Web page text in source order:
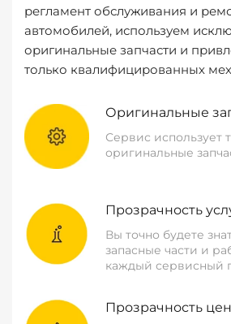
регламент обслуживания и
автомобилей, используем
оригинальные запчасти и
только квалифицированных
Оригинальные
Сервис использует
оригинальные
Прозрачность
Вы точно будете
запасные части и
каждый сервисный
Прозрачность